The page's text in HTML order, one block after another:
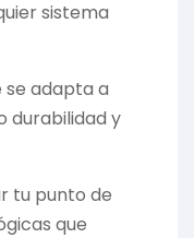
sistema
se adapta a
durabilidad y
tu punto de
que